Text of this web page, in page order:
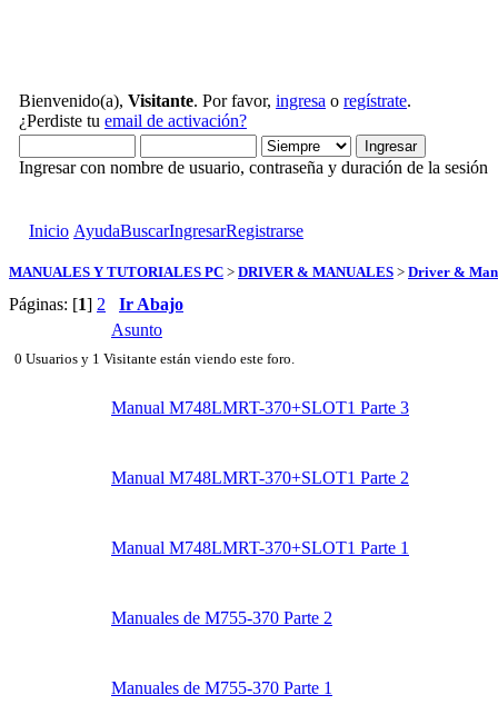
Bienvenido(a), Visitante. Por favor, ingresa o regístrate.
¿Perdiste tu email de activación?
Ingresar con nombre de usuario, contraseña y duración de la sesión
Inicio AyudaBuscarIngresarRegistrarse
MANUALES Y TUTORIALES PC > DRIVER & MANUALES > Driver &
Páginas: [1] 2
Ir Abajo
Asunto
0 Usuarios y 1 Visitante están viendo este foro.
Manual M748LMRT-370+SLOT1 Parte 3
Manual M748LMRT-370+SLOT1 Parte 2
Manual M748LMRT-370+SLOT1 Parte 1
Manuales de M755-370 Parte 2
Manuales de M755-370 Parte 1